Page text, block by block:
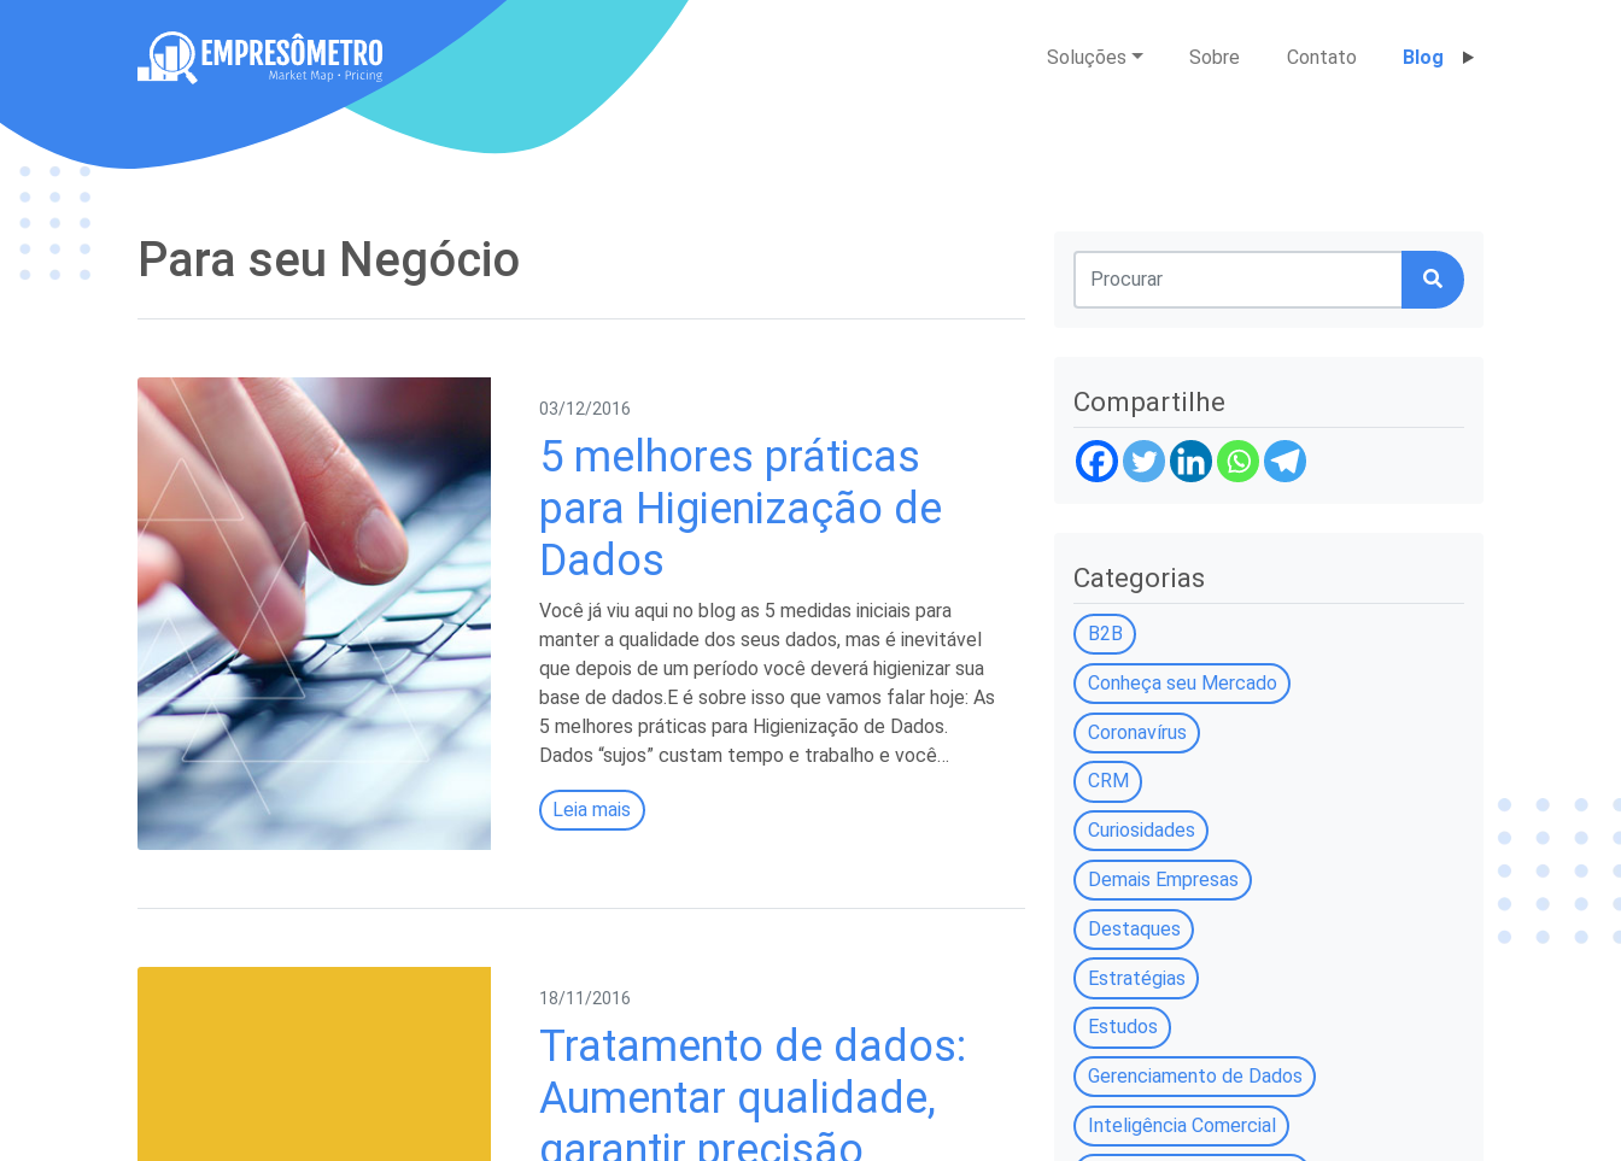
Soluções Sobre Contato Blog
Para seu Negócio
03/12/2016
5 melhores práticas
para Higienização de
Dados
Você já viu aqui no blog as 5 medidas iniciais para
manter a qualidade dos seus dados, mas é inevitável
que depois de um período você deverá higienizar sua
base de dados.E é sobre isso que vamos falar hoje: As
5 melhores práticas para Higienização de Dados.
Dados “sujos” custam tempo e trabalho e você…
Leia mais
18/11/2016
Tratamento de dados:
Aumentar qualidade,
garantir precisão
Compartilhe
Categorias
B2B
Conheça seu Mercado
Coronavírus
CRM
Curiosidades
Demais Empresas
Destaques
Estratégias
Estudos
Gerenciamento de Dados
Inteligência Comercial